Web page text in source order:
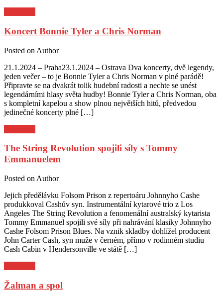
Koncert Bonnie Tyler a Chris Norman
Posted on Author
21.1.2024 – Praha23.1.2024 – Ostrava Dva koncerty, dvě legendy,
jeden večer – to je Bonnie Tyler a Chris Norman v plné parádě!
Připravte se na dvakrát tolik hudební radosti a nechte se unést
legendárními hlasy světa hudby! Bonnie Tyler a Chris Norman, oba
s kompletní kapelou a show plnou největších hitů, předvedou
jedinečné koncerty plné […]
The String Revolution spojili síly s Tommy
Emmanuelem
Posted on Author
Jejich předělávku Folsom Prison z repertoáru Johnnyho Cashe
produkkoval Cashův syn. Instrumentální kytarové trio z Los
Angeles The String Revolution a fenomenální australský kytarista
Tommy Emmanuel spojili své síly při nahrávání klasiky Johnnyho
Cashe Folsom Prison Blues. Na vznik skladby dohlížel producent
John Carter Cash, syn muže v černém, přímo v rodinném studiu
Cash Cabin v Hendersonville ve státě […]
Žalman a spol